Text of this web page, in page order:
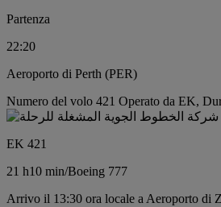
Partenza
22:20
Aeroporto di Perth (PER)
Numero del volo 421 Operato da EK,
EK 421
21 h10 min/Boeing 777
Arrivo il 13:30 ora locale a Aeroporto di